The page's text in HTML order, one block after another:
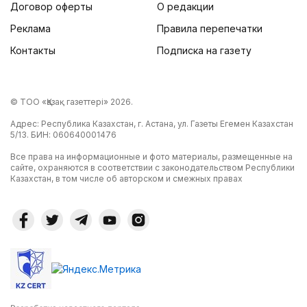
Договор оферты
Реклама
Контакты
О редакции
Правила перепечатки
Подписка на газету
© ТОО «Қазақ газеттері» 2026.
Адрес: Республика Казахстан, г. Астана, ул. Газеты Егемен Казахстан
5/13. БИН: 060640001476
Все права на информационные и фото материалы, размещенные на
сайте, охраняются в соответствии с законодательством Республики
Казахстан, в том числе об авторском и смежных правах